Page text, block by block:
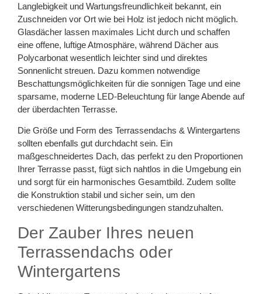
Langlebigkeit und Wartungsfreundlichkeit bekannt, ein
Zuschneiden vor Ort wie bei Holz ist jedoch nicht möglich.
Glasdächer lassen maximales Licht durch und schaffen
eine offene, luftige Atmosphäre, während Dächer aus
Polycarbonat wesentlich leichter sind und direktes
Sonnenlicht streuen. Dazu kommen notwendige
Beschattungsmöglichkeiten für die sonnigen Tage und eine
sparsame, moderne LED-Beleuchtung für lange Abende auf
der überdachten Terrasse.
Die Größe und Form des Terrassendachs & Wintergartens
sollten ebenfalls gut durchdacht sein. Ein
maßgeschneidertes Dach, das perfekt zu den Proportionen
Ihrer Terrasse passt, fügt sich nahtlos in die Umgebung ein
und sorgt für ein harmonisches Gesamtbild. Zudem sollte
die Konstruktion stabil und sicher sein, um den
verschiedenen Witterungsbedingungen standzuhalten.
Der Zauber Ihres neuen
Terrassendachs oder
Wintergartens